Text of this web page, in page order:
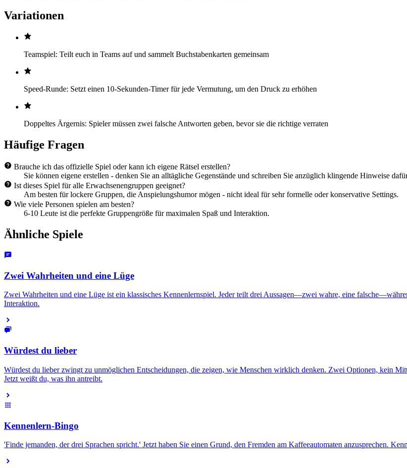
Variationen
Teamspiel: Teilt euch in Teams auf und sammelt Buchstabenkarten gemeinsam
Speed-Runde: Setzt einen 10-Sekunden-Timer für jede Vermutung, um den Druck zu erhöhen
Doppeltes Ärgernis: Spieler müssen zwei falsche Antworten geben, bevor sie die richtige verraten
Häufige Fragen
Brauche ich das offizielle Spiel oder kann ich eigene Rätsel erstellen?
Sie können eigene erstellen - denken Sie an alltägliche Gegenstände und schreiben Sie anzüglich klingende Hinweise
Ist dieses Spiel für alle Erwachsenengruppen geeignet?
Am besten für lockere Gruppen, die Anspielungshumor mögen - nicht ideal für sehr formelle oder konservative Settings.
Wie viele Personen spielen am besten?
6-10 Leute ist die perfekte Gruppengröße für maximalen Spaß und Interaktion.
Ähnliche Spiele
Zwei Wahrheiten und eine Lüge
Zwei Wahrheiten und eine Lüge ist ein klassisches Kennenlernspiel. Jeder teilt drei Aussagen—zwei wahre, eine
Interaktion.
Würdest du lieber
Würdest du lieber zwingt zu unmöglichen Entscheidungen, die zeigen, wie Menschen wirklich denken. Zwei Optionen, kein
Jetzt weißt du, was ihn antreibt.
Kennenlern-Bingo
'Finde jemanden, der drei Sprachen spricht.' Jetzt haben Sie einen Grund, den Fremden am Kaffeeautomaten anzusprechen.